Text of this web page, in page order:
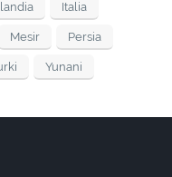
Italia
Mesir Persia
Yunani